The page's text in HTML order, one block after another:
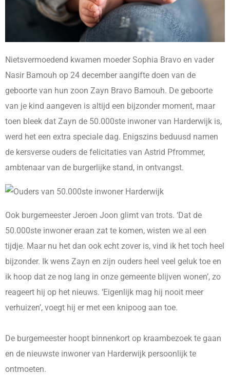
Nietsvermoedend kwamen moeder Sophia Bravo en vader
Nasir Bamouh op 24 december aangifte doen van de
geboorte van hun zoon Zayn Bravo Bamouh. De geboorte
van je kind aangeven is altijd een bijzonder moment, maar
toen bleek dat Zayn de 50.000ste inwoner van Harderwijk is,
werd het een extra speciale dag. Enigszins beduusd namen
de kersverse ouders de felicitaties van Astrid Pfrommer,
ambtenaar van de burgerlijke stand, in ontvangst.
Ook burgemeester Jeroen Joon glimt van trots. ‘Dat de
50.000ste inwoner eraan zat te komen, wisten we al een
tijdje. Maar nu het dan ook echt zover is, vind ik het toch heel
bijzonder. Ik wens Zayn en zijn ouders heel veel geluk toe en
ik hoop dat ze nog lang in onze gemeente blijven wonen’, zo
reageert hij op het nieuws. ‘Eigenlijk mag hij nooit meer
verhuizen’, voegt hij er met een knipoog aan toe.
De burgemeester hoopt binnenkort op kraambezoek te gaan
en de nieuwste inwoner van Harderwijk persoonlijk te
ontmoeten.